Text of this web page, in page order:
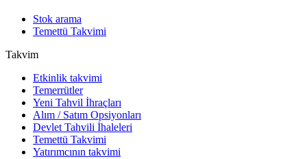
Stok arama
Temettü Takvimi
Takvim
Etkinlik takvimi
Temerrütler
Yeni Tahvil İhraçları
Alım / Satım Opsiyonları
Devlet Tahvili İhaleleri
Temettü Takvimi
Yatırımcının takvimi